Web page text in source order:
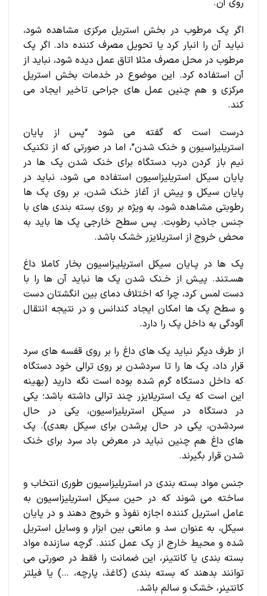
روی آن.
اگر پک مرطوب در بخش استریل مرکزی مشاهده شود،
نباید آن را انبار کرد یا تحویل مصرف کننده داد. اگر پک
مرطوب در محل مصرف مثلا اتاق عمل دیده شود، نباید از
آن استفاده کرد. این موضوع در خدمات بخش استریل
مرکزی و هم چنین عمل های جراحی تاخیر ایجاد می
کند.
درست است که گفته می شود “پس از پایان
استریلیزاسیون و خنک شدن”، اما در صورتی که از تکنیک
نیم باز کردن درب دستگاه برای خنک شدن پک ها در
پایان سیکل استریلیزاسیون استفاده می شود، نباید در
پایان سیکل و پیش از آغاز خنک شدن، بر روی پک ها
رطوبتی مشاهده شود، به ویژه بر روی بسته بندی های با
جنس جاذب رطوبت. پس سطح خارجی پک ها باید به
محض خروج از استریلایزر خشک باشد.
پک ها در پـایان سیکل استریلیـزاسیون بخار کاملا داغ
هسـتند. پیـش از خـنک شدن پک ها نباید آن ها را با
دست لمس کرد، چرا که اختلاف دمای بین انگشتان دست
و سطح پک ها امکان ایجاد کندانس و در نتیجه انتقال
آلودگی به داخل پک را دارد.
از طرف دیگر نباید پک های داغ را بر روی قفسه های سرد
قرار داد، پک ها را تا سردشدن بر روی ترالی خود دستگاه
که داخل دستگاه گرم شده بوده است نگه دارید (بهینه
این است که یک استریلایزر چند ترالی داشته باشد؛ یکی
در دستگاه در سیکل استریلیزاسیون، یکی در حال
سردشدن، یکی در حال پرشدن برای سیکل بعدی). پک
های داغ هم چنین نباید در معرض باد سرد برای خنک
شدن قرار بگیرند.
جنس مواد بسته بندی در استریلیزاسیون طوری انتخاب و
ساخته می شوند که در حین سیکل استریلیزاسیون به
عامل استریل کننده اجازه نفوذ و خروج دهند و در پایان
سیکل، به عنوان سد و مانعی بین ابزار و وسایل استریل
شده و محیط خارج از پک عمل کنند. گرچه سازنده مواد
بسته بندی یا کانتینر، این ضمانت را فقط در صورتی می
توانند بدهند که بسته بندی (کاغذ، پارچه، …) یا فیلتر
کانتینر، خشک و سالم باشد.